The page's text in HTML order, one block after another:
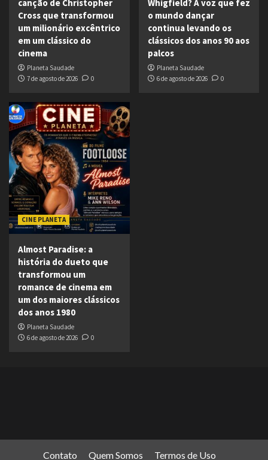
canção de Christopher
Cross que transformou
um milionário excêntrico
em um clássico do
cinema
Planeta Saudade
7 de agosto de 2026
0
Whigfield? A voz que fez
o mundo dançar
continua levando os
clássicos dos anos 90 aos
palcos
Planeta Saudade
6 de agosto de 2026
0
CINE PLANETA
Almost Paradise: a
história do dueto que
transformou um
romance de cinema em
um dos maiores clássicos
dos anos 1980
Planeta Saudade
6 de agosto de 2026
0
Contato Quem Somos Termos de Uso